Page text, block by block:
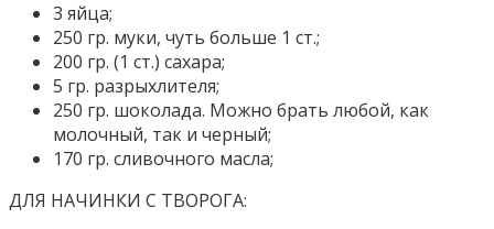
3 яйца;
250 гр. муки, чуть больше 1 ст.;
200 гр. (1 ст.) сахара;
5 гр. разрыхлителя;
250 гр. шоколада. Можно брать любой, как
молочный, так и черный;
170 гр. сливочного масла;
ДЛЯ НАЧИНКИ С ТВОРОГА: